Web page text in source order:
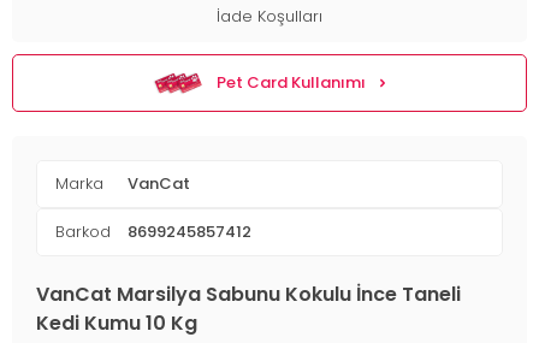
İade Koşulları
Pet Card Kullanımı
Marka VanCat
Barkod 8699245857412
VanCat Marsilya Sabunu Kokulu İnce Taneli
Kedi Kumu 10 Kg